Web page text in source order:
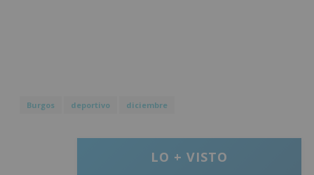
Burgos deportivo diciembre
LO + VISTO